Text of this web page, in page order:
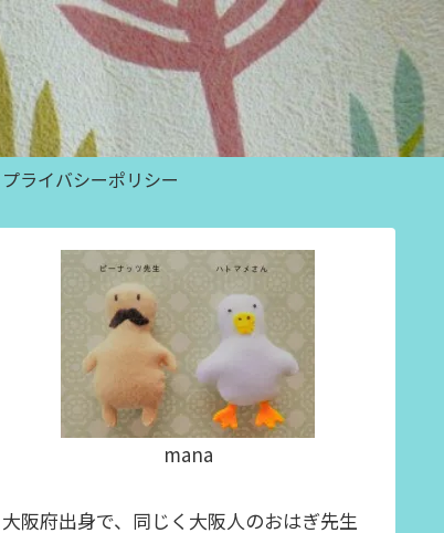
プライバシーポリシー
mana
大阪府出身で、同じく大阪人のおはぎ先生